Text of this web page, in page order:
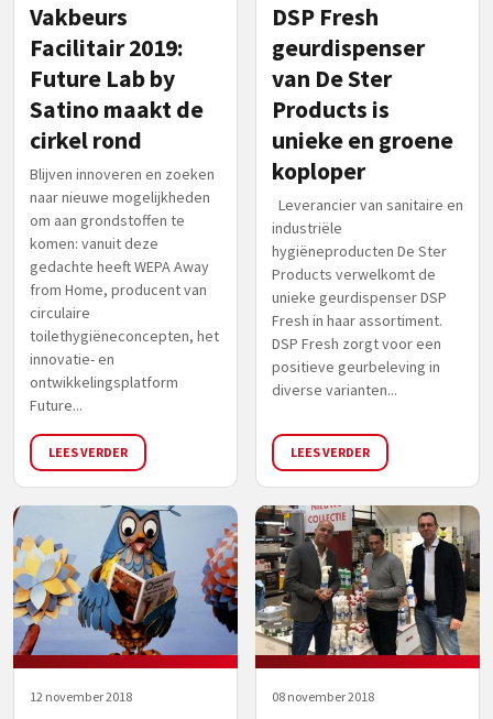
Vakbeurs
Facilitair 2019:
Future Lab by
Satino maakt de
cirkel rond
Blijven innoveren en zoeken
naar nieuwe mogelijkheden
om aan grondstoffen te
komen: vanuit deze
gedachte heeft WEPA Away
from Home, producent van
circulaire
toilethygiëneconcepten, het
innovatie- en
ontwikkelingsplatform
Future...
LEES VERDER
DSP Fresh
geurdispenser
van De Ster
Products is
unieke en groene
koploper
Leverancier van sanitaire en
industriële
hygiëneproducten De Ster
Products verwelkomt de
unieke geurdispenser DSP
Fresh in haar assortiment.
DSP Fresh zorgt voor een
positieve geurbeleving in
diverse varianten...
LEES VERDER
12 november 2018 08 november 2018